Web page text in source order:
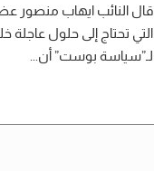
قال النائب ايهاب منصور
التي تحتاج إلى حلول
لـ”سياسة بوست” أن...